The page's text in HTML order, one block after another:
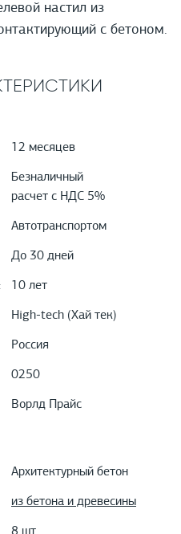
настил из
с бетоном.
12 месяцев
Безналичный
расчет с НДС 5%
Автотранспортом
До 30 дней
10 лет
High-tech (Хай тек)
Россия
0250
Ворлд Прайс
Архитектурный бетон
из бетона и древесины